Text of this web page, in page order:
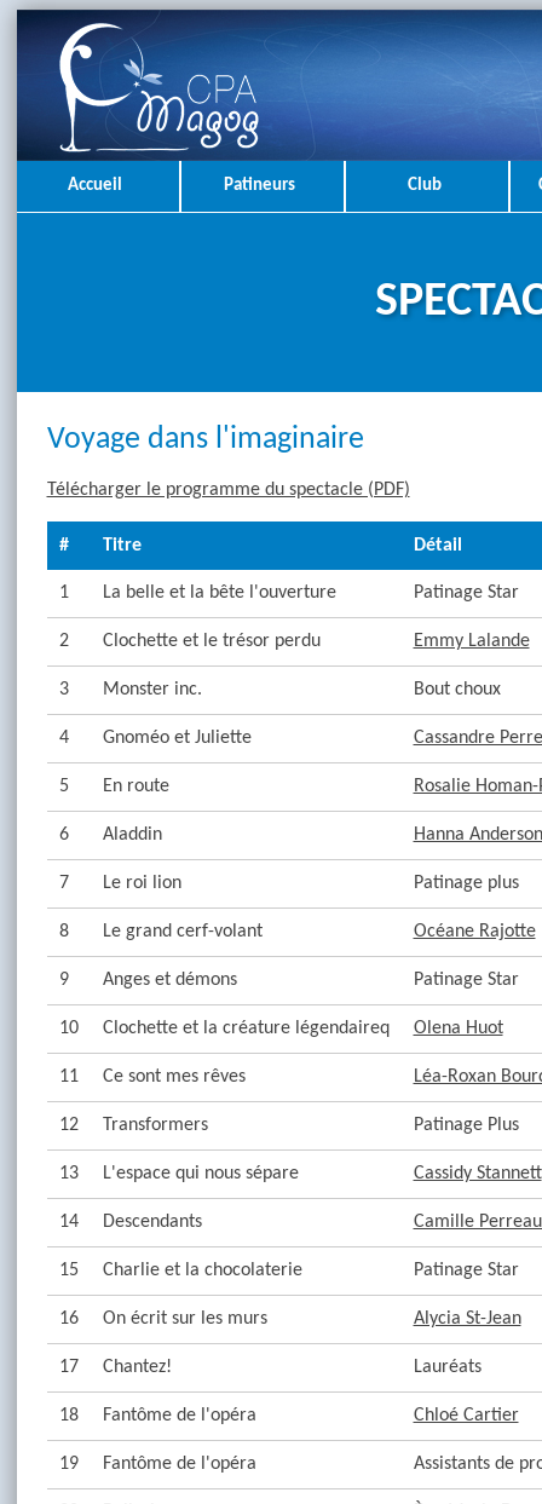
Accueil Patineurs Club
Voyage dans l'imaginaire
Télécharger le programme du spectacle (PDF)
# Titre Détail
1 La belle et la bête l'ouverture Patinage Star
2 Clochette et le trésor perdu Emmy Lalande
3 Monster inc. Bout choux
4 Gnoméo et Juliette Cassandre
5 En route Rosalie
6 Aladdin Hanna Anderson
7 Le roi lion Patinage plus
8 Le grand cerf-volant Océane Rajotte
9 Anges et démons Patinage Star
10 Clochette et la créature légendaireq Olena Huot
11 Ce sont mes rêves Léa-Roxan
12 Transformers Patinage Plus
13 L'espace qui nous sépare Cassidy Stannett
14 Descendants Camille
15 Charlie et la chocolaterie Patinage Star
16 On écrit sur les murs Alycia St-Jean
17 Chantez! Lauréats
18 Fantôme de l'opéra Chloé Cartier
19 Fantôme de l'opéra Assistants de